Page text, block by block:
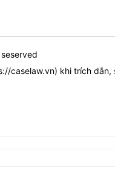
caselaw.vn) khi trích dẫn,